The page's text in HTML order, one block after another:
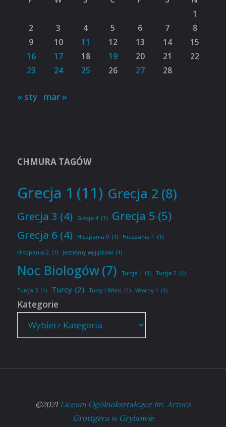
1
2
3 4 5 6 7
8
9
10 11 12 13 14
15
16
17 18 19 20 21
22
23
24 25 26 27 28
« sty mar »
CHMURA TAGÓW
Grecja 1 (11) Grecja 2 (8)
Grecja 3 (4) Grecja 4 (1) Grecja 5 (5)
Grecja 6 (4) Hiszpania 0 (1) Hiszpania 1 (1)
Hiszpania 2 (1) Jesteśmy wyjątkowi (1)
Noc Biologów(7) Turcja 1 (1) Turcja 2 (1)
Turcja 3 (1) Turcy (2) Turcy i Włosi (1) Włochy 1 (1)
Kategorie
©2021 Liceum Ogólnokształcące im. Artura
Grottgera w Grybowie